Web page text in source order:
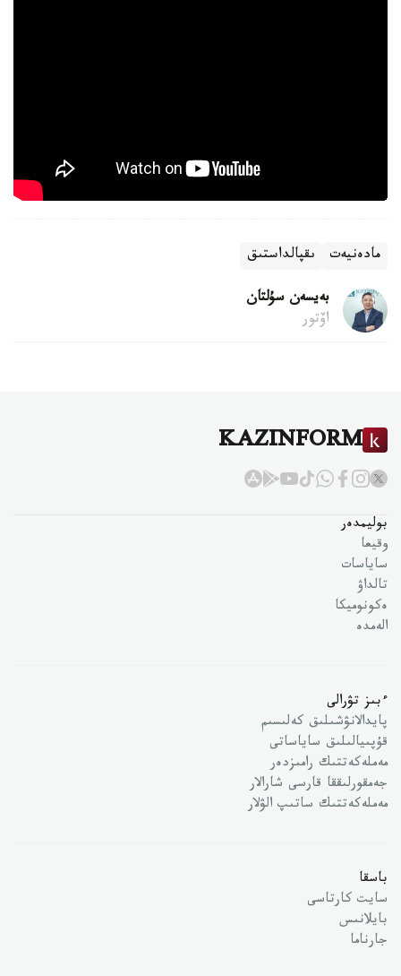
مادەنيەت ىقپالداستىق
بەيسەن سۇلتان
اۆتور
KAZINFORM
بوليمدەر
وقيعا
ساياسات
تالداۋ
ەكونوميكا
الەمدە
ءبىز تۋرالى
پايدالانۋشىلىق كەلىسىم
قۇپىيالىلىق ساياساتى
مەملەكەتتىك رامىزدەر
جەمقورلىققا قارسى شارالار
مەملەكەتتىك ساتىپ الۋلار
باسقا
سايت كارتاسى
بايلانىس
جارناما